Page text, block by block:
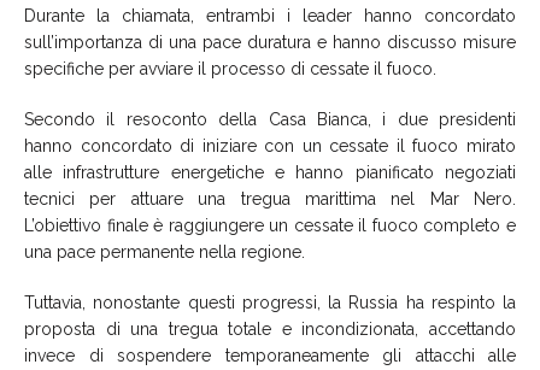
Durante la chiamata, entrambi i leader hanno concordato
sull’importanza di una pace duratura e hanno discusso misure
specifiche per avviare il processo di cessate il fuoco.
Secondo il resoconto della Casa Bianca, i due presidenti
hanno concordato di iniziare con un cessate il fuoco mirato
alle infrastrutture energetiche e hanno pianificato negoziati
tecnici per attuare una tregua marittima nel Mar Nero.
L’obiettivo finale è raggiungere un cessate il fuoco completo e
una pace permanente nella regione.
Tuttavia, nonostante questi progressi, la Russia ha respinto la
proposta di una tregua totale e incondizionata, accettando
invece di sospendere temporaneamente gli attacchi alle